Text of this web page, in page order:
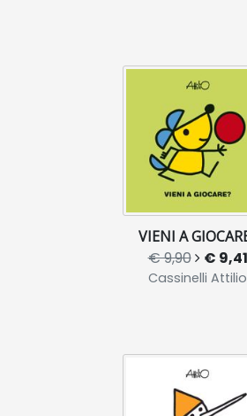
VIENI A
€ 9,90 € 9,41
Cassinelli Attilio